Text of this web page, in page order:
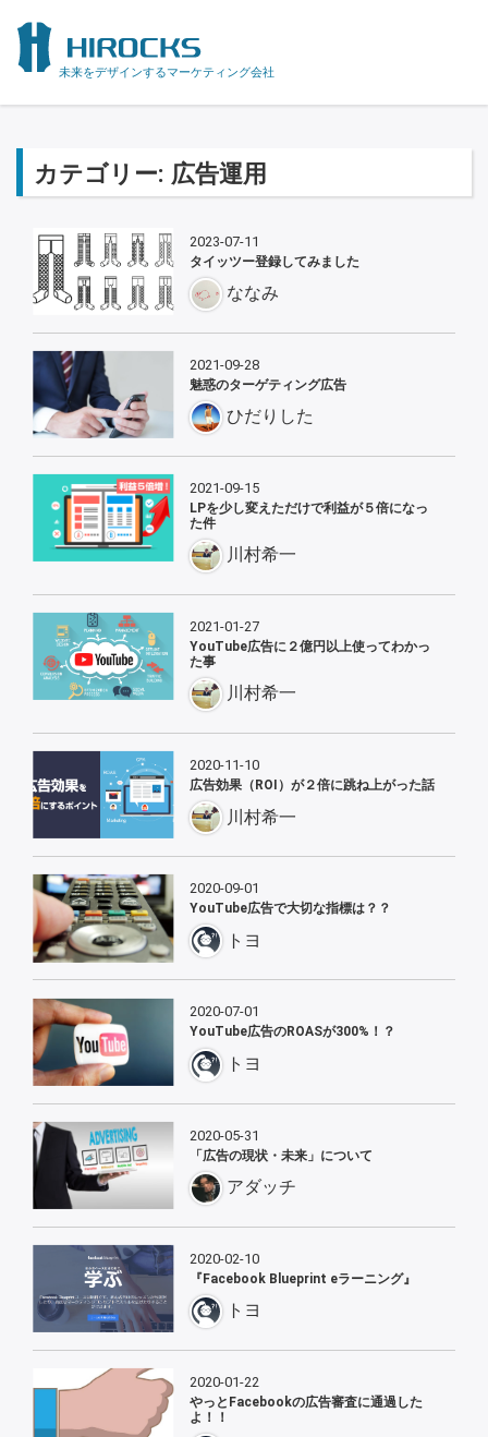
未来をデザインするマーケティング会社
カテゴリー: 広告運用
2023-07-11
タイッツー登録してみました
ななみ
2021-09-28
魅惑のターゲティング広告
ひだりした
2021-09-15
LPを少し変えただけで利益が５倍になっ
た件
川村希一
2021-01-27
YouTube広告に２億円以上使ってわかっ
た事
川村希一
2020-11-10
広告効果（ROI）が２倍に跳ね上がった話
川村希一
2020-09-01
YouTube広告で大切な指標は？？
トヨ
2020-07-01
YouTube広告のROASが300%！？
トヨ
2020-05-31
「広告の現状・未来」について
アダッチ
2020-02-10
『Facebook Blueprint eラーニング』
トヨ
2020-01-22
やっとFacebookの広告審査に通過した
よ！！